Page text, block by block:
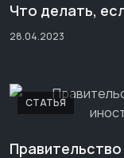
Что делать,
28.04.2023
СТАТЬЯ